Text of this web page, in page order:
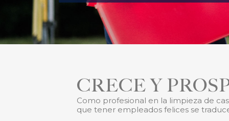
CRECE Y
Como profesional en la limpieza de
que tener empleados felices se